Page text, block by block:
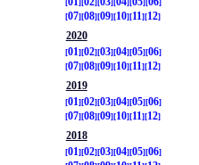
07 08 09 10 11
12
2020
01
02 03 04 05 06
07 08 09 10 11
12
2019
01
02 03 04 05 06
07 08 09 10 11
12
2018
01 02 03 04 05 06